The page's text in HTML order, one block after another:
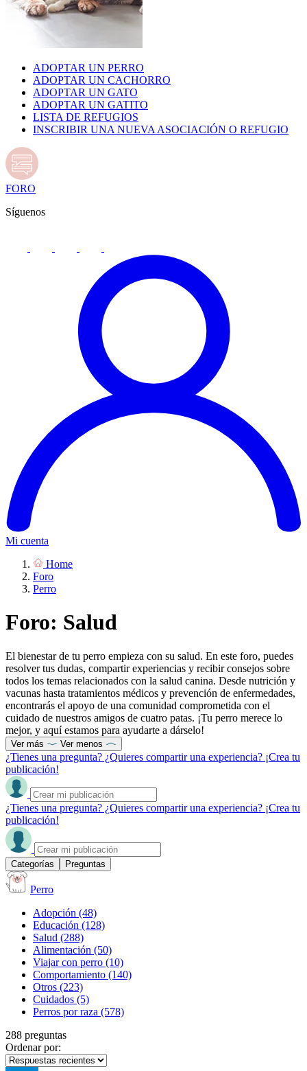
ADOPTAR UN PERRO
ADOPTAR UN CACHORRO
ADOPTAR UN GATO
ADOPTAR UN GATITO
LISTA DE REFUGIOS
INSCRIBIR UNA NUEVA ASOCIACIÓN O REFUGIO
FORO
Síguenos
Mi cuenta
Home
Foro
Perro
Foro: Salud
El bienestar de tu perro empieza con su salud. En este foro, puedes
resolver tus dudas, compartir experiencias y recibir consejos sobre
todos los temas relacionados con la salud canina. Desde nutrición y
vacunas hasta tratamientos médicos y prevención de enfermedades,
encontrarás el apoyo de una comunidad comprometida con el
cuidado de nuestros amigos de cuatro patas. ¡Tu perro merece lo
mejor, y aquí estamos para ayudarte a dárselo!
Ver más Ver menos
¿Tienes una pregunta? ¿Quieres compartir una experiencia? ¡Crea tu
publicación!
¿Tienes una pregunta? ¿Quieres compartir una experiencia? ¡Crea tu
publicación!
Categorías Preguntas
Perro
Adopción (48)
Educación (128)
Salud (288)
Alimentación (50)
Viajar con perro (10)
Comportamiento (140)
Otros (223)
Cuidados (5)
Perros por raza (578)
288 preguntas
Ordenar por: